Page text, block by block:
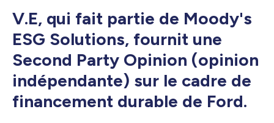
V.E, qui fait partie de Moody's
ESG Solutions, fournit une
Second Party Opinion (opinion
indépendante) sur le cadre de
financement durable de Ford.